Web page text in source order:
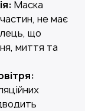
Маска
не має
що
миття та